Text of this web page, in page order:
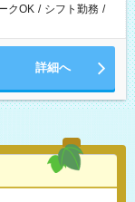
クOK / シフト勤務 /
詳細へ